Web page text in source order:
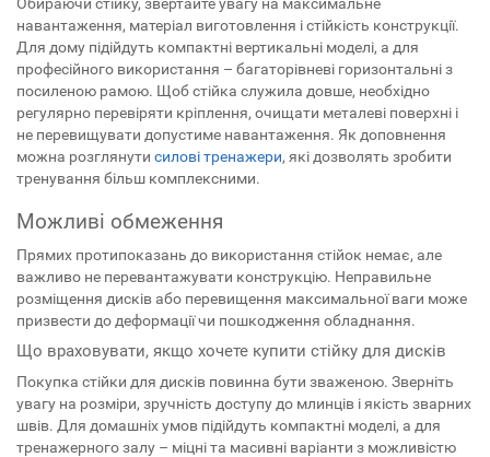
навантаження, матеріал виготовлення і стійкість конструкції.
Для дому підійдуть компактні вертикальні моделі, а для
професійного використання – багаторівневі горизонтальні з
посиленою рамою. Щоб стійка служила довше, необхідно
регулярно перевіряти кріплення, очищати металеві поверхні і
не перевищувати допустиме навантаження. Як доповнення
можна розглянути силові тренажери, які дозволять зробити
тренування більш комплексними.
Можливі обмеження
Прямих протипоказань до використання стійок немає, але
важливо не перевантажувати конструкцію. Неправильне
розміщення дисків або перевищення максимальної ваги може
призвести до деформації чи пошкодження обладнання.
Що враховувати, якщо хочете купити стійку для дисків
Покупка стійки для дисків повинна бути зваженою. Зверніть
увагу на розміри, зручність доступу до млинців і якість зварних
швів. Для домашніх умов підійдуть компактні моделі, а для
тренажерного залу – міцні та масивні варіанти з можливістю